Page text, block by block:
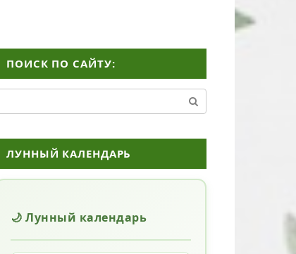
ПОИСК ПО САЙТУ:
ЛУННЫЙ КАЛЕНДАРЬ
🌙 Лунный календарь